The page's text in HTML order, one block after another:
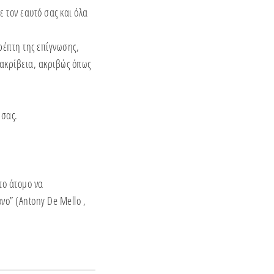
τον εαυτό σας και όλα
της επίγνωσης,
ακριβώς όπως
άτομο να
(Antony De Mello ,